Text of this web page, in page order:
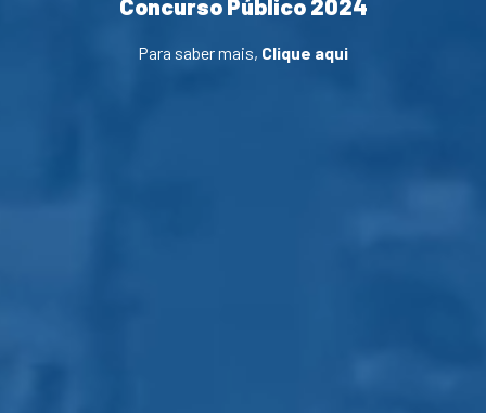
Concurso Público 2024
Para saber mais, Clique aqui